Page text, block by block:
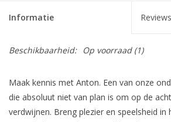
Informatie Reviews
Beschikbaarheid: Op voorraad(1)
Maak kennis met Anton. Een van onze
die absoluut niet van plan is om op de
verdwijnen. Breng plezier en speelsheid in